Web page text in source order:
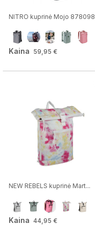
NITRO kuprinė Mojo 878098
Kaina 59,95 €
NEW REBELS kuprinė Mart...
Kaina 44,95 €